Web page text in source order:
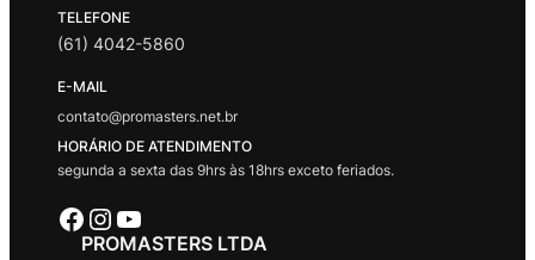
TELEFONE
(61) 4042-5860
E-MAIL
contato@promasters.net.br
HORÁRIO DE ATENDIMENTO
segunda a sexta das 9hrs às 18hrs exceto feriados.
Facebook Instagram Youtube
PROMASTERS LTDA